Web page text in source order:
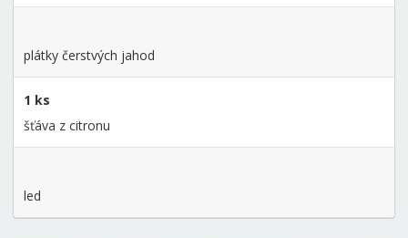
plátky čerstvých jahod
1 ks
šťáva z citronu
led